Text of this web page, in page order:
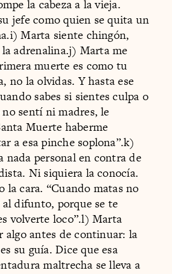
la cabeza a la vieja.
jefe como quien se quita un
Marta siente chingón,
la adrenalina.j) Marta me
muerte es como tu
no la olvidas. Y hasta ese
sabes si sientes culpa o
sentí ni madres, le
Muerte haberme
a esa pinche soplona”.k)
nada personal en contra de
Ni siquiera la conocía.
la cara. “Cuando matas no
difunto, porque se te
volverte loco”.l) Marta
algo antes de continuar: la
su guía. Dice que esa
maltrecha se lleva a